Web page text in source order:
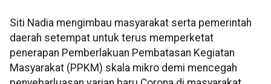
Siti Nadia mengimbau masyarakat serta pemerintah
daerah setempat untuk terus memperketat
penerapan Pemberlakuan Pembatasan Kegiatan
Masyarakat (PPKM) skala mikro demi mencegah